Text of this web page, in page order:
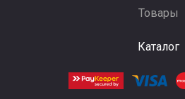
Товары
Каталог